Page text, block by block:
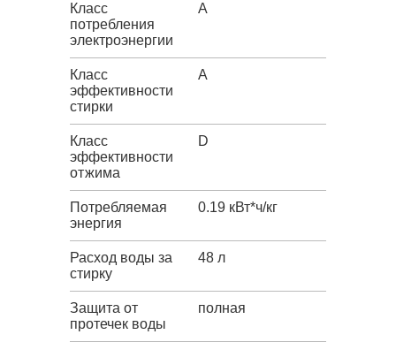
Класс
потребления
электроэнергии
A
Класс
эффективности
стирки
A
Класс
эффективности
отжима
D
Потребляемая
энергия
0.19 кВт*ч/кг
Расход воды за
стирку
48 л
Защита от
протечек воды
полная